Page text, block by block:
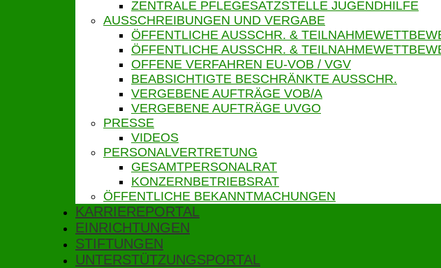
ZENTRALE PFLEGESATZSTELLE JUGENDHILFE
AUSSCHREIBUNGEN UND VERGABE
ÖFFENTLICHE AUSSCHR. &
ÖFFENTLICHE AUSSCHR. &
OFFENE VERFAHREN EU-VOB / VGV
BEABSICHTIGTE BESCHRÄNKTE AUSSCHR.
VERGEBENE AUFTRÄGE VOB/A
VERGEBENE AUFTRÄGE UVGO
PRESSE
VIDEOS
PERSONALVERTRETUNG
GESAMTPERSONALRAT
KONZERNBETRIEBSRAT
ÖFFENTLICHE BEKANNTMACHUNGEN
KARRIEREPORTAL
EINRICHTUNGEN
STIFTUNGEN
UNTERSTÜTZUNGSPORTAL